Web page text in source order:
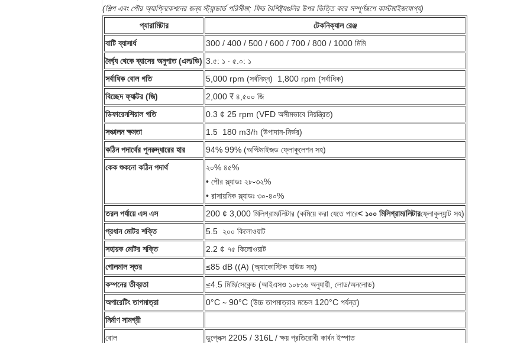
(শিল্প এবং পৌর অ্যাপ্লিকেশনের জন্য স্ট্যান্ডার্ড পরিসীমা; ফিড বৈশিষ্ট্যগুলির উপর ভিত্তি করে সম্পূর্ণরূপে কাস্টমাইজযোগ্য)
প্যারামিটার
টেকনিক্যাল রেঞ্জ
বাটি ব্যাসার্ধ
300 / 400 / 500 / 600 / 700 / 800 / 1000 মিমি
দৈর্ঘ্য থেকে ব্যাসের অনুপাত (এল/ডি) 3.৫: ১ ∙ ৫.০: ১
সর্বাধিক বোল গতি
5,000 rpm (সর্বনিম্ন) ️ 1,800 rpm (সর্বাধিক)
বিচ্ছেদ ফ্যাক্টর (জি)
2,000 ₹ ৪,৫০০ জি
ডিফারেনশিয়াল গতি
0.3 ¢ 25 rpm (VFD অসীমভাবে নিয়ন্ত্রিত)
সঞ্চালন ক্ষমতা
1.5 ️ 180 m3/h (উপাদান-নির্ভর)
কঠিন পদার্থের পুনরুদ্ধারের হার
94% 99% (অপ্টিমাইজড ফ্লোকুলেশন সহ)
কেক শুকনো কঠিন পদার্থ
২০% ৪৫%
• পৌর স্ল্যাডঃ ২৮-৩২%
• রাসায়নিক স্ল্যাডঃ ৩০-৪০%
তরল পর্যায়ে এস এস
200 ¢ 3,000 মিলিগ্রাম/লিটার (কমিয়ে করা যেতে পারে< ১০০ মিলিগ্রাম/লিটারফ্লোকুল্যান্ট সহ)
প্রধান মোটর শক্তি
5.5 ️ ২০০ কিলোওয়াট
সহায়ক মোটর শক্তি
2.2 ¢ ৭৫ কিলোওয়াট
গোলমাল স্তর
≤85 dB ((A) (অ্যাকোস্টিক হাউড সহ)
কম্পনের তীব্রতা
≤4.5 মিমি/সেকেন্ড (আইএসও ১০৮১৬ অনুযায়ী, লোড/অনলোড)
অপারেটিং তাপমাত্রা
0°C ∼ 90°C (উচ্চ তাপমাত্রার মডেল 120°C পর্যন্ত)
নির্মাণ সামগ্রী
বোল
ডুপ্লেক্স 2205 / 316L / ক্ষয় প্রতিরোধী কার্বন ইস্পাত